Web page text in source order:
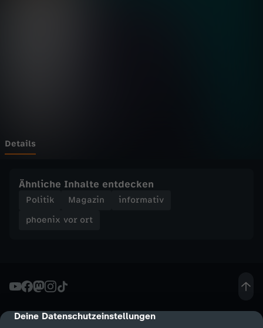
cmp-dialog-description
Deine Datenschutzeinstellungen
t
K
e
g
Details
Ähnliche Inhalte entdecken
Politik Magazin
informativ
phoenix vor ort